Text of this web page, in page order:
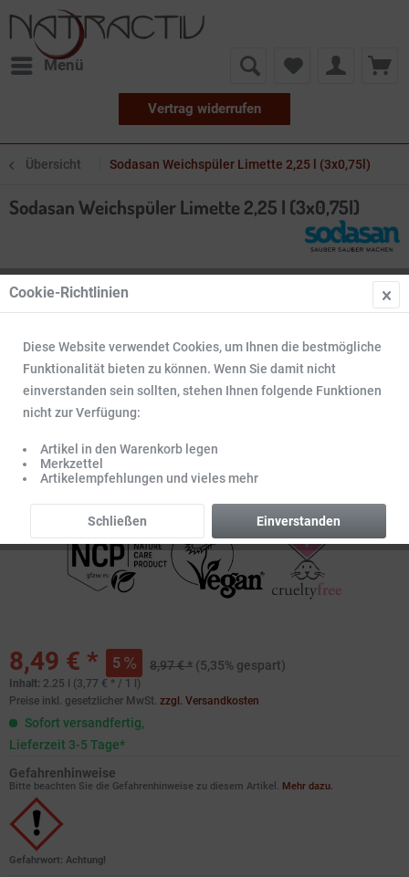
Menü
Vertrag widerrufen
Übersicht Sodasan Weichspüler Limette 2,25 l (3x0,75l)
Sodasan Weichspüler Limette 2,25 l (3x0,75l)
8,49 € * 5 8,97 € * (5,35% gespart)
Inhalt: 2.25 l (3,77 € * / 1 l)
Preise inkl. gesetzlicher MwSt. zzgl. Versandkosten
Sofort versandfertig,
Lieferzeit 3-5 Tage*
Gefahrenhinweise
Bitte beachten Sie die Gefahrenhinweise zu diesem Artikel. Mehr dazu.
Gefahrwort: Achtung!
Cookie-Richtlinien
Diese Website verwendet Cookies, um Ihnen die bestmögliche
Funktionalität bieten zu können. Wenn Sie damit nicht
einverstanden sein sollten, stehen Ihnen folgende Funktionen
nicht zur Verfügung:
Artikel in den Warenkorb legen
Merkzettel
Artikelempfehlungen und vieles mehr
Einverstanden
Schließen